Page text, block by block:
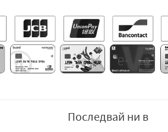
Последвай ни в